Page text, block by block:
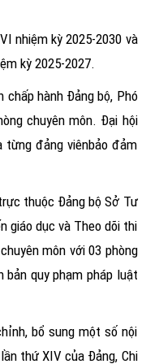
nhiệm kỳ 2025-2030 và
kỳ 2025-2027.
chấp hành Đảng bộ, Phó
chuyên môn. Đại hội
đảng viênbảo đảm
thuộc Đảng bộ Sở Tư
giáo dục và Theo dõi thi
môn với 03 phòng
bản quy phạm pháp luật
bổ sung một số nội
thứ XIV của Đảng, Chi